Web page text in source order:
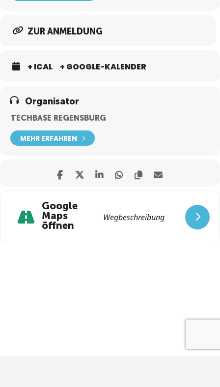
ZUR ANMELDUNG
+ ICAL + GOOGLE-KALENDER
Organisator
TECHBASE REGENSBURG
MEHR ERFAHREN
Google
Maps
öffnen